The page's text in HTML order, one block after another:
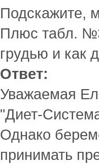
Подскажите,
Плюс табл.
грудью и как
Ответ:
Уважаемая
"Диет-
Однако
принимать